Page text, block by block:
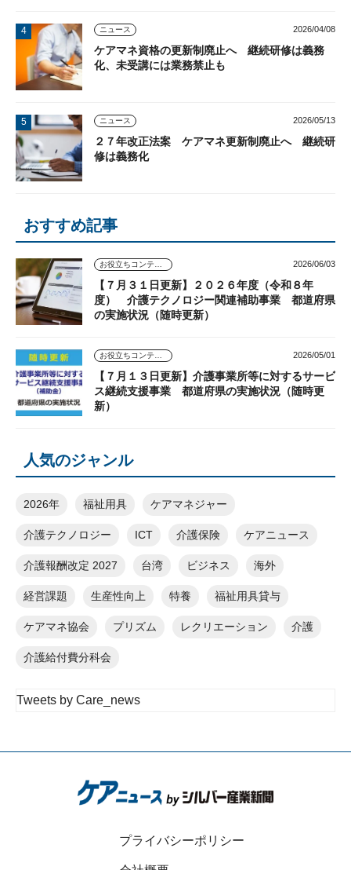
ニュース 2026/04/08
ケアマネ資格の更新制廃止へ 継続研修は義務
化、未受講には業務禁止も
ニュース 2026/05/13
２７年改正法案 ケアマネ更新制廃止へ 継続研
修は義務化
おすすめ記事
2026/06/03
【７月３１日更新】２０２６年度（令和８年
度） 介護テクノロジー関連補助事業 都道府県
の実施状況（随時更新）
2026/05/01
【７月１３日更新】介護事業所等に対するサービ
ス継続支援事業 都道府県の実施状況（随時更
新）
人気のジャンル
2026年 福祉用具 ケアマネジャー
介護テクノロジー ICT 介護保険 ケアニュース
介護報酬改定 2027 台湾 ビジネス 海外
経営課題 生産性向上 特養 福祉用具貸与
ケアマネ協会 プリズム レクリエーション 介護
介護給付費分科会
Tweets by Care_news
プライバシーポリシー